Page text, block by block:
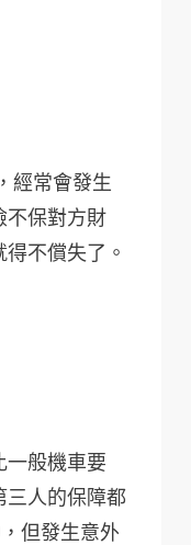
經常會發生
不保對方財
不償失了。
一般機車要
三人的保障都
但發生意外